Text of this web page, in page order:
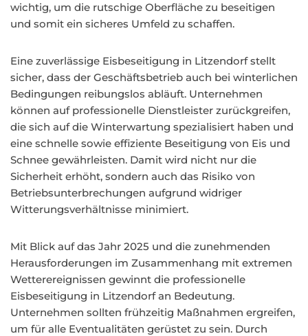
wichtig, um die rutschige Oberfläche zu beseitigen
und somit ein sicheres Umfeld zu schaffen.
Eine zuverlässige Eisbeseitigung in Litzendorf stellt
sicher, dass der Geschäftsbetrieb auch bei winterlichen
Bedingungen reibungslos abläuft. Unternehmen
können auf professionelle Dienstleister zurückgreifen,
die sich auf die Winterwartung spezialisiert haben und
eine schnelle sowie effiziente Beseitigung von Eis und
Schnee gewährleisten. Damit wird nicht nur die
Sicherheit erhöht, sondern auch das Risiko von
Betriebsunterbrechungen aufgrund widriger
Witterungsverhältnisse minimiert.
Mit Blick auf das Jahr 2025 und die zunehmenden
Herausforderungen im Zusammenhang mit extremen
Wetterereignissen gewinnt die professionelle
Eisbeseitigung in Litzendorf an Bedeutung.
Unternehmen sollten frühzeitig Maßnahmen ergreifen,
um für alle Eventualitäten gerüstet zu sein. Durch